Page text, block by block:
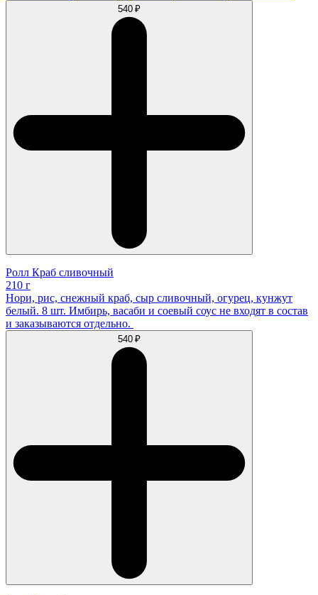
540 ₽
Ролл Краб сливочный
210 г
Нори, рис, снежный краб, сыр сливочный, огурец, кунжут
белый. 8 шт. Имбирь, васаби и соевый соус не входят в состав
и заказываются отдельно.
540 ₽